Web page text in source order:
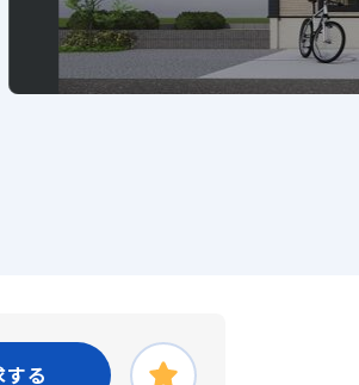
する